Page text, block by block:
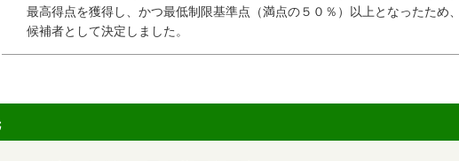
最高得点を獲得し、かつ最低制限基準点（満点の５０％）以上となったため
候補者として決定しました。